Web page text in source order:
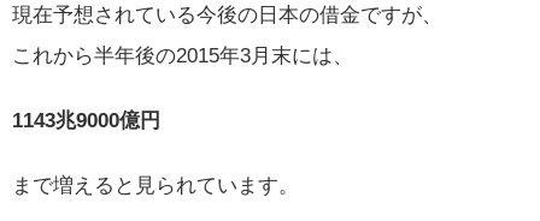
現在予想されている今後の日本の借金ですが、
これから半年後の2015年3月末には、
1143兆9000億円
まで増えると見られています。